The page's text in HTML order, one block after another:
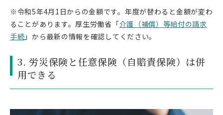
※令和5年4月1日からの金額です。年度が替わると金額が変わ
ることがあります。厚生労働省「介護（補償）等給付の請求
手続」から最新の情報を確認してください。
3. 労災保険と任意保険（自賠責保険）は併
用できる